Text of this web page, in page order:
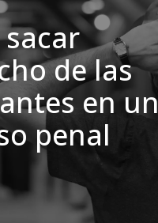
de las
en un
penal